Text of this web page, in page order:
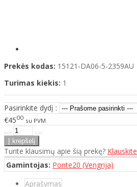
Prekės kodas: 15121-DA06-5-2359AU
Turimas kiekis: 1
Pasirinkite dydį :
€4500 su PVM
Turite klausimų apie šią prekę? Klauskite
Gamintojas: Ponte20 (Vengrija)
Aprašymas